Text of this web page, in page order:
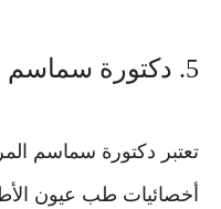
5. دكتورة سماسم المرسى
تعتبر دكتورة سماسم
أخصائيات طب عيون